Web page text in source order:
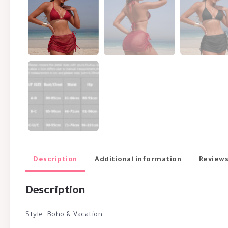
Description Additional information
Description
Style: Boho & Vacation